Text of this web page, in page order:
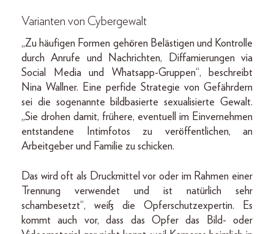
Varianten von Cybergewalt
„Zu häufigen Formen gehören Belästigen und Kontrolle
durch Anrufe und Nachrichten, Diffamierungen via
Social Media und Whatsapp-Gruppen“, beschreibt
Nina Wallner. Eine perfide Strategie von Gefährdern
sei die sogenannte bildbasierte sexualisierte Gewalt.
„Sie drohen damit, frühere, eventuell im Einvernehmen
entstandene Intimfotos zu veröffentlichen, an
Arbeitgeber und Familie zu schicken.
Das wird oft als Druckmittel vor oder im Rahmen einer
Trennung verwendet und ist natürlich sehr
schambesetzt“, weiß die Opferschutzexpertin. Es
kommt auch vor, dass das Opfer das Bild- oder